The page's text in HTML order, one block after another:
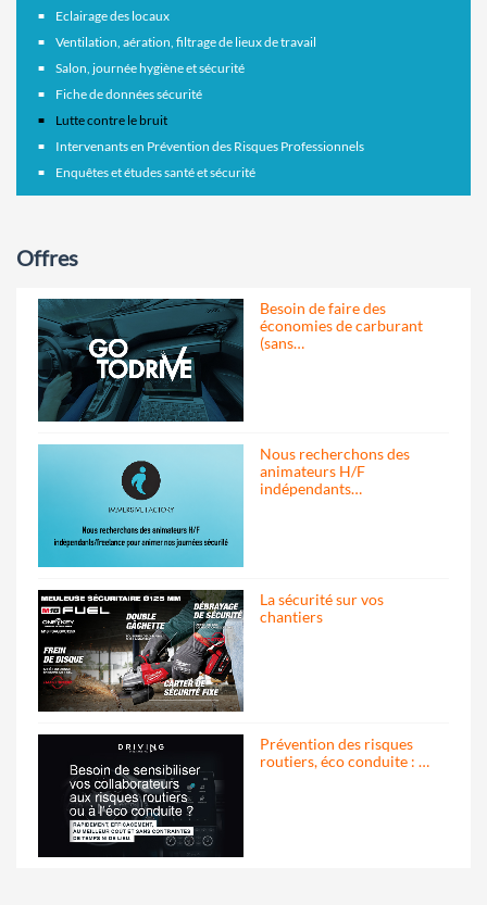
Eclairage des locaux
Ventilation, aération, filtrage de lieux de travail
Salon, journée hygiène et sécurité
Fiche de données sécurité
Lutte contre le bruit
Intervenants en Prévention des Risques Professionnels
Enquêtes et études santé et sécurité
Offres
Besoin de faire des
économies de carburant
(sans…
Nous recherchons des
animateurs H/F
indépendants…
La sécurité sur vos
chantiers
Prévention des risques
routiers, éco conduite : …